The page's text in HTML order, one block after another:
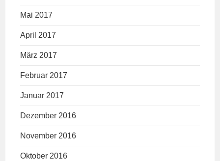
Mai 2017
April 2017
März 2017
Februar 2017
Januar 2017
Dezember 2016
November 2016
Oktober 2016